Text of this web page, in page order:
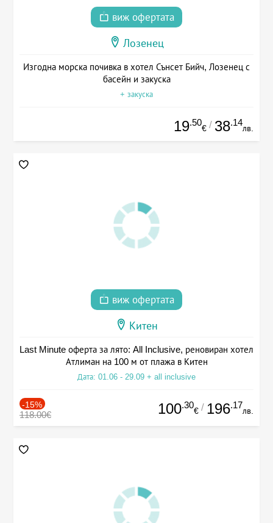
виж офертата
Лозенец
Изгодна морска почивка в хотел Сънсет Бийч, Лозенец с
басейн и закуска
+ закуска
19.50
€ / 38.14
лв.
виж офертата
Китен
Last Minute оферта за лято: All Inclusive, реновиран хотел
Атлиман на 100 м от плажа в Китен
Дата: 01.06 - 29.09 + all inclusive
-15%
118.00€ 100.30
€ / 196.17
лв.